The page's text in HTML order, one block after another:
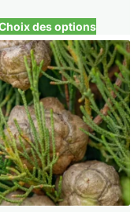
des options